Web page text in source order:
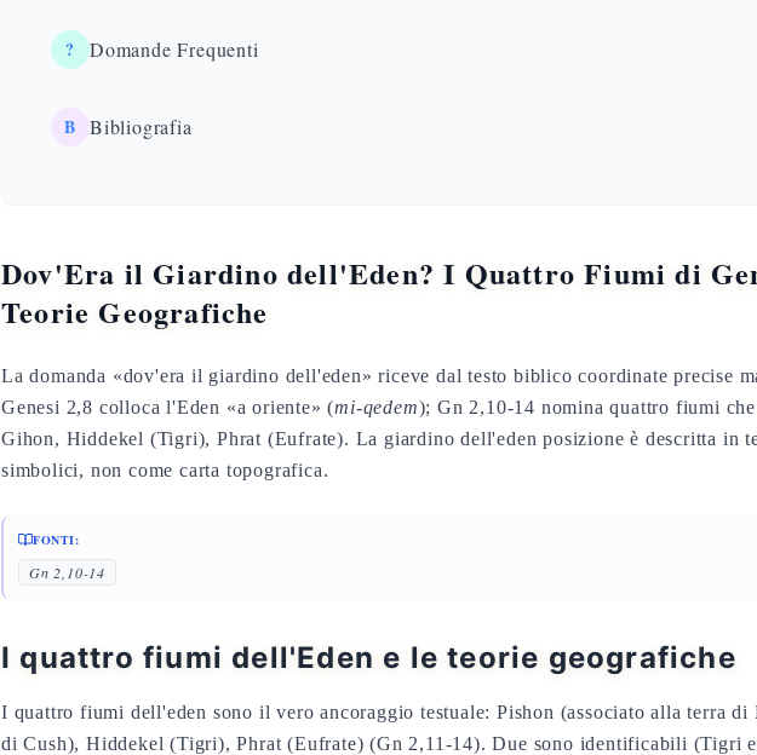
? Domande Frequenti
B Bibliografia
Dov'Era il Giardino dell'Eden? I Quattro Fiumi di
Teorie Geografiche
La domanda «dov'era il giardino dell'eden» riceve dal testo biblico coordinate precise
Genesi 2,8 colloca l'Eden «a oriente» (mi-qedem); Gn 2,10-14 nomina quattro fiumi
Gihon, Hiddekel (Tigri), Phrat (Eufrate). La giardino dell'eden posizione è descritta in
simbolici, non come carta topografica.
FONTI:
Gn 2,10-14
I quattro fiumi dell'Eden e le teorie geografiche
I quattro fiumi dell'eden sono il vero ancoraggio testuale: Pishon (associato alla terra
di Cush), Hiddekel (Tigri), Phrat (Eufrate) (Gn 2,11-14). Due sono identificabili (Tigri